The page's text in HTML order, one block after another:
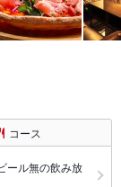
コース
ール無の飲み放